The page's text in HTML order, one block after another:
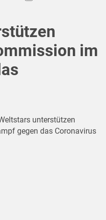
im
unterstützen
gegen das Coronavirus